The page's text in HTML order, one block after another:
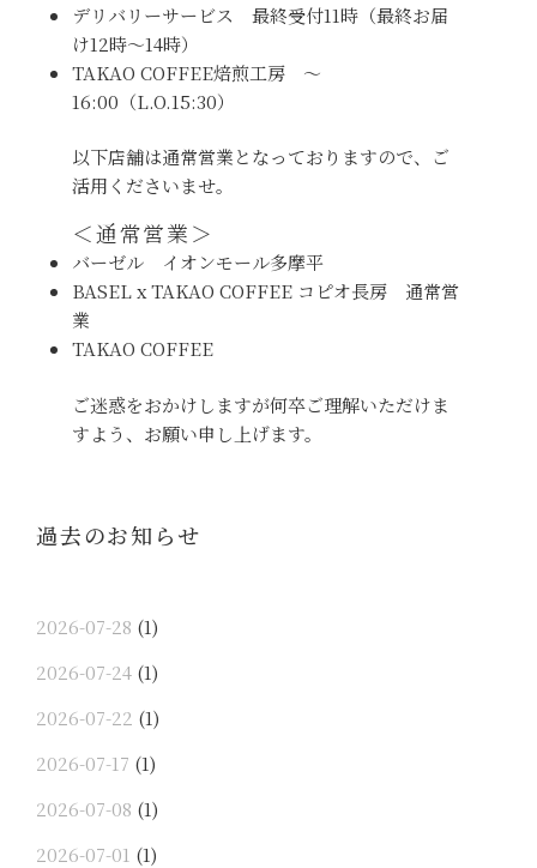
デリバリーサービス 最終受付11時（最終お届
け12時〜14時）
TAKAO COFFEE焙煎工房 〜
16:00（L.O.15:30）
以下店舗は通常営業となっておりますので、ご
活用くださいませ。
＜通常営業＞
バーゼル イオンモール多摩平
BASEL x TAKAO COFFEE コピオ長房 通常営
業
TAKAO COFFEE
ご迷惑をおかけしますが何卒ご理解いただけま
すよう、お願い申し上げます。
過去のお知らせ
2026-07-28 (1)
2026-07-24 (1)
2026-07-22 (1)
2026-07-17 (1)
2026-07-08 (1)
2026-07-01 (1)